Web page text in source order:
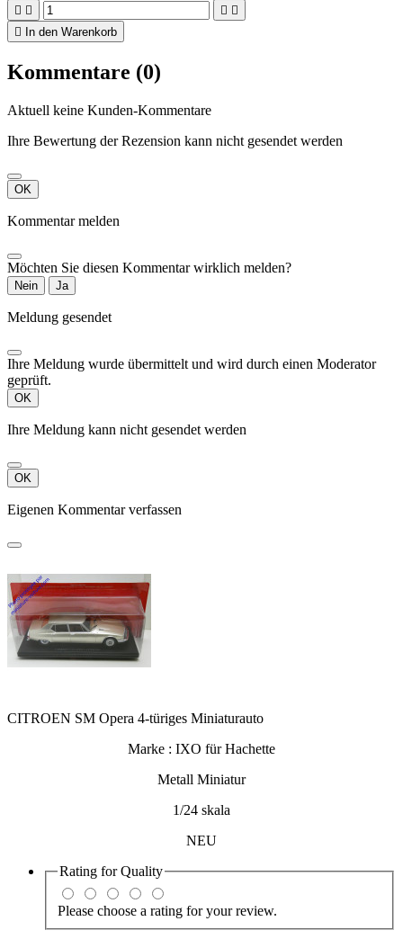
   

In den Warenkorb
Kommentare (0)
Aktuell keine Kunden-Kommentare
Ihre Bewertung der Rezension kann nicht gesendet werden
OK
Kommentar melden
Möchten Sie diesen Kommentar wirklich melden?
Nein Ja
Meldung gesendet
Ihre Meldung wurde übermittelt und wird durch einen Moderator
geprüft.
OK
Ihre Meldung kann nicht gesendet werden
OK
Eigenen Kommentar verfassen
CITROEN SM Opera 4-türiges Miniaturauto
Marke : IXO für Hachette
Metall Miniatur
1/24 skala
NEU
Rating forQuality
Please choose a rating for your review.